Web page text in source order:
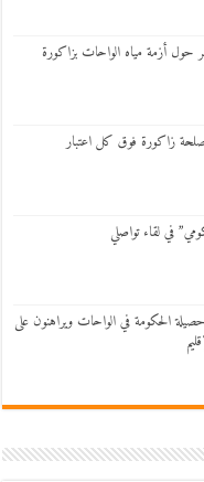
حول أزمة مياه الواحات بزاكورة
زاكورة فوق كل اعتبار
في لقاء تواصلي
الحكومة في الواحات ويراهنون على